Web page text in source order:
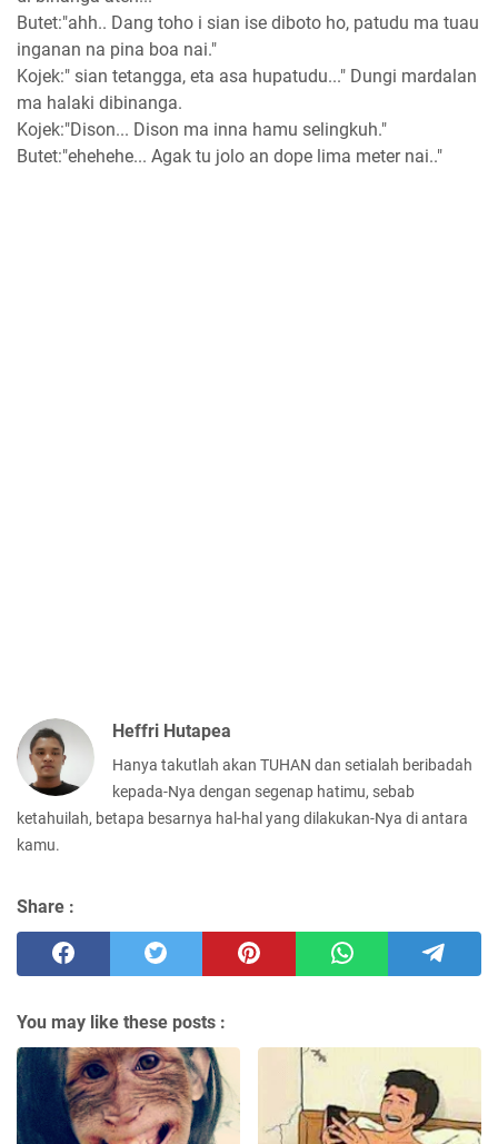
Butet:"ahh.. Dang toho i sian ise diboto ho, patudu ma tuau
inganan na pina boa nai."
Kojek:" sian tetangga, eta asa hupatudu..." Dungi mardalan
ma halaki dibinanga.
Kojek:"Dison... Dison ma inna hamu selingkuh."
Butet:"ehehehe... Agak tu jolo an dope lima meter nai.."
Heffri Hutapea
Hanya takutlah akan TUHAN dan setialah beribadah
kepada-Nya dengan segenap hatimu, sebab
ketahuilah, betapa besarnya hal-hal yang dilakukan-Nya di antara
kamu.
Share :
You may like these posts :